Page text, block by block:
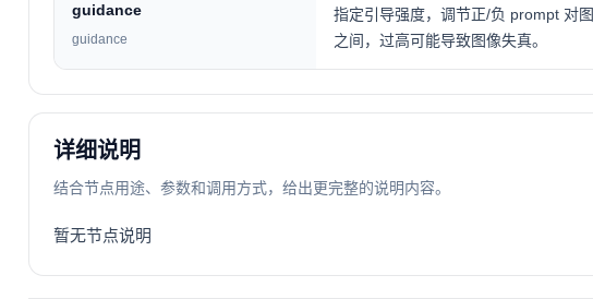
guidance
guidance
指定引导强度，调节正/负 prompt 对
之间，过高可能导致图像失真。
详细说明
结合节点用途、参数和调用方式，给出更完整的说明内容。
暂无节点说明